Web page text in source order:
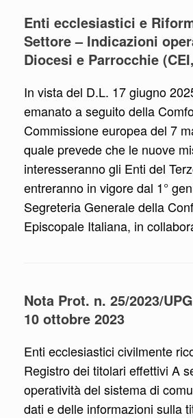
Enti ecclesiastici e
Settore – Indicazioni
Diocesi e Parrocchie
In vista del D.L. 17 giugno
emanato a seguito della
Commissione europea del 7
quale prevede che le nuove
interesseranno gli Enti del
entreranno in vigore dal 1°
Segreteria Generale della
Episcopale Italiana, in
Nota Prot. n. 25/2023/
10 ottobre 2023
Enti ecclesiastici civilmente
Registro dei titolari effettivi A
operatività del sistema di
dati e delle informazioni sulla